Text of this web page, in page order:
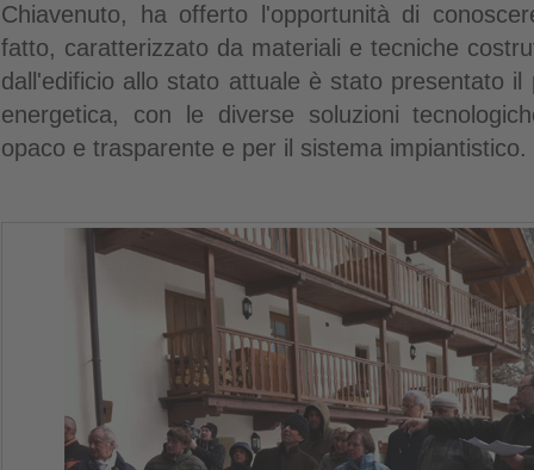
Chiavenuto, ha offerto l'opportunità di
fatto, caratterizzato da materiali e tecniche
dall'edificio allo stato attuale è stato presentato il
energetica, con le diverse soluzioni
opaco e trasparente e per il sistema impiantistico.